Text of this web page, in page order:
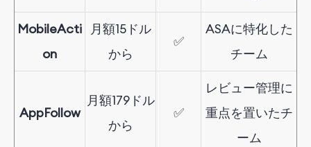
MobileActi
on
月額15ドル
から
✅
ASAに特化した
チーム
AppFollow
月額179ドル
から
✅
レビュー管理に
重点を置いたチ
ーム